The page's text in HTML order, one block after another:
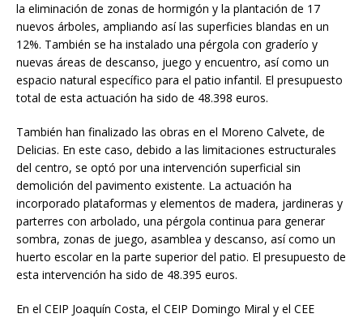
la eliminación de zonas de hormigón y la plantación de 17
nuevos árboles, ampliando así las superficies blandas en un
12%. También se ha instalado una pérgola con graderío y
nuevas áreas de descanso, juego y encuentro, así como un
espacio natural específico para el patio infantil. El presupuesto
total de esta actuación ha sido de 48.398 euros.
También han finalizado las obras en el Moreno Calvete, de
Delicias. En este caso, debido a las limitaciones estructurales
del centro, se optó por una intervención superficial sin
demolición del pavimento existente. La actuación ha
incorporado plataformas y elementos de madera, jardineras y
parterres con arbolado, una pérgola continua para generar
sombra, zonas de juego, asamblea y descanso, así como un
huerto escolar en la parte superior del patio. El presupuesto de
esta intervención ha sido de 48.395 euros.
En el CEIP Joaquín Costa, el CEIP Domingo Miral y el CEE